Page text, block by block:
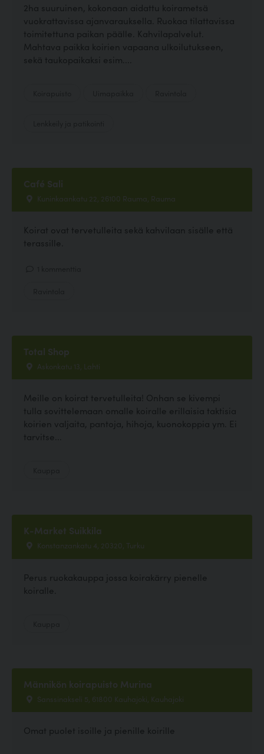
2ha suuruinen, kokonaan aidattu koirametsä
vuokrattavissa ajanvarauksella. Ruokaa tilattavissa
toimitettuna paikan päälle. Kahvilapalvelut.
Mahtava paikka koirien vapaana ulkoilutukseen,
sekä taukopaikaksi esim....
Café Sali
Kuninkaankatu 22, 26100 Rauma, Rauma
Koirat ovat tervetulleita sekä kahvilaan sisälle että
terassille.
Total Shop
Askonkatu 13, Lahti
Meille on koirat tervetulleita! Onhan se kivempi
tulla sovittelemaan omalle koiralle erillaisia taktisia
koirien valjaita, pantoja, hihoja, kuonokoppia ym. Ei
tarvitse...
K-Market Suikkila
Konstanzankatu 4, 20320, Turku
Perus ruokakauppa jossa koirakärry pienelle
koiralle.
Männikön koirapuisto Murina
Sanssinakseli 5, 61800 Kauhajoki, Kauhajoki
Omat puolet isoille ja pienille koirille